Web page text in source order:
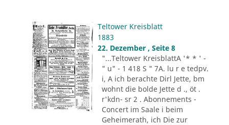
Teltower Kreisblatt
1883
22. Dezember , Seite 8
"...Teltower KreisblattA '* * ' -
" u" - 1 418 S " 7A. lu r e tedpv.
i, A ich berachte Dirl Jette, bm
wohnt die bolde Jette d ., öt .
r'kdn- sr 2 . Abonnements -
Concert im Saale i beim
Geheimerath, ich Die zur